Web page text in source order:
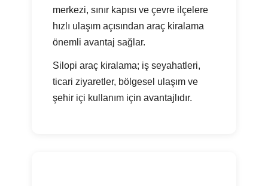
merkezi, sınır kapısı ve çevre ilçelere
hızlı ulaşım açısından araç kiralama
önemli avantaj sağlar.
Silopi araç kiralama; iş seyahatleri,
ticari ziyaretler, bölgesel ulaşım ve
şehir içi kullanım için avantajlıdır.